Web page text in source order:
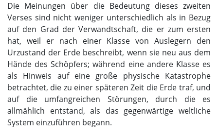
Die Meinungen über die Bedeutung dieses zweiten
Verses sind nicht weniger unterschiedlich als in Bezug
auf den Grad der Verwandtschaft, die er zum ersten
hat, weil er nach einer Klasse von Auslegern den
Urzustand der Erde beschreibt, wenn sie neu aus dem
Hände des Schöpfers; während eine andere Klasse es
als Hinweis auf eine große physische Katastrophe
betrachtet, die zu einer späteren Zeit die Erde traf, und
auf die umfangreichen Störungen, durch die es
allmählich entstand, als das gegenwärtige weltliche
System einzuführen begann.